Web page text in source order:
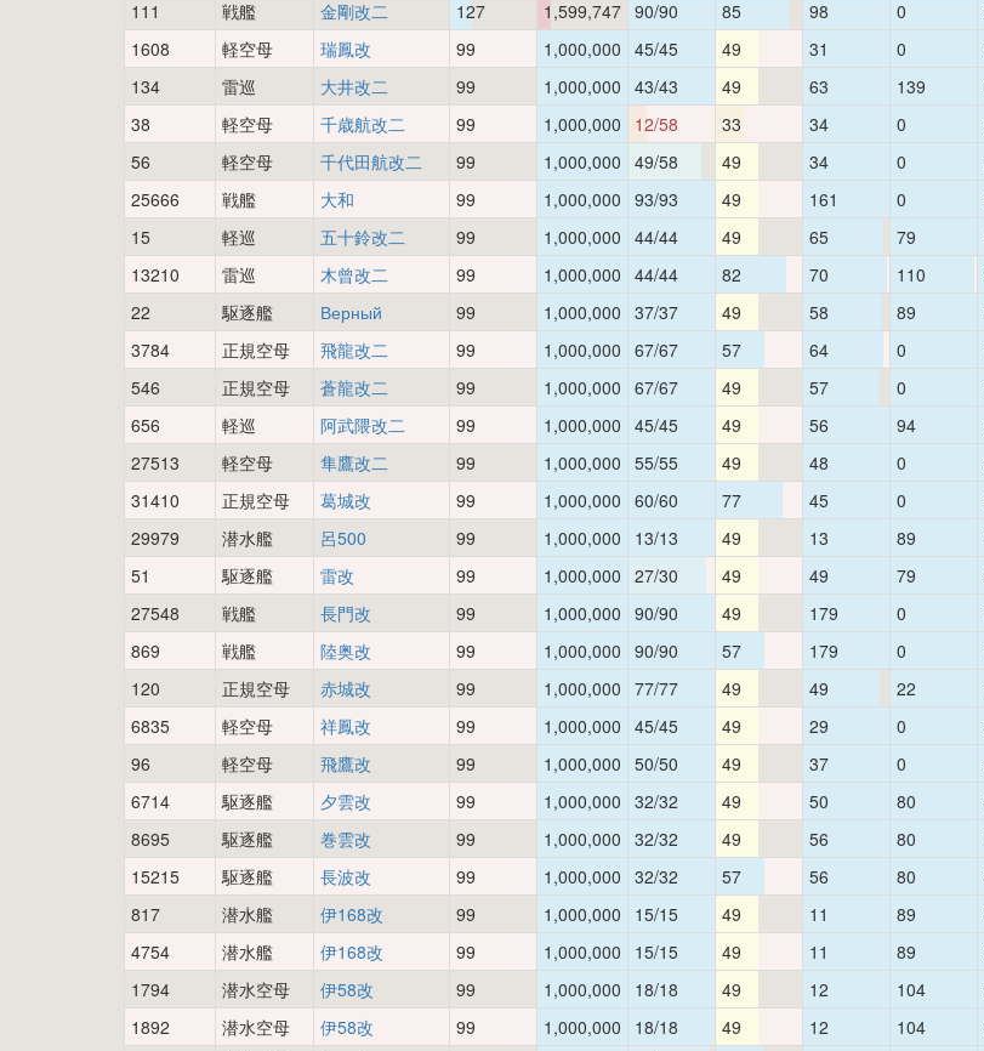
111
戦艦 金剛改二 127 1,599,747 90/90 85 98 0
1608
軽空母 瑞鳳改 99 1,000,000 45/45 49 31 0
134
雷巡 大井改二 99 1,000,000 43/43 49 63 139
38
軽空母 千歳航改二 99 1,000,000 12/58 33 34 0
56
軽空母 千代田航改二 99 1,000,000 49/58 49 34 0
25666
戦艦 大和 99 1,000,000 93/93 49 161 0
15
軽巡 五十鈴改二 99 1,000,000 44/44 49 65 79
13210
雷巡 木曾改二 99 1,000,000 44/44 82 70 110
22
駆逐艦 Верный 99 1,000,000 37/37 49 58 89
3784
正規空母 飛龍改二 99 1,000,000 67/67 57 64 0
546
正規空母 蒼龍改二 99 1,000,000 67/67 49 57 0
656
軽巡 阿武隈改二 99 1,000,000 45/45 49 56 94
27513
軽空母 隼鷹改二 99 1,000,000 55/55 49 48 0
31410
正規空母 葛城改 99 1,000,000 60/60 77 45 0
29979
潜水艦 呂500 99 1,000,000 13/13 49 13 89
51
駆逐艦 雷改 99 1,000,000 27/30 49 49 79
27548
戦艦 長門改 99 1,000,000 90/90 49 179 0
869
戦艦 陸奥改 99 1,000,000 90/90 57 179 0
120
正規空母 赤城改 99 1,000,000 77/77 49 49 22
6835
軽空母 祥鳳改 99 1,000,000 45/45 49 29 0
96
軽空母 飛鷹改 99 1,000,000 50/50 49 37 0
6714
駆逐艦 夕雲改 99 1,000,000 32/32 49 50 80
8695
駆逐艦 巻雲改 99 1,000,000 32/32 49 56 80
15215
駆逐艦 長波改 99 1,000,000 32/32 57 56 80
817
潜水艦 伊168改 99 1,000,000 15/15 49 11 89
4754
潜水艦 伊168改 99 1,000,000 15/15 49 11 89
1794
潜水空母 伊58改 99 1,000,000 18/18 49 12 104
1892
潜水空母 伊58改 99 1,000,000 18/18 49 12 104